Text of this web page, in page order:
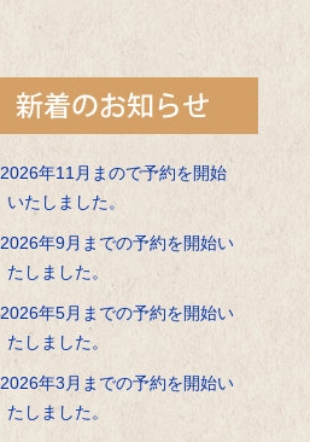
2026年11月まので予約を開始
いたしました。
2026年9月までの予約を開始い
たしました。
2026年5月までの予約を開始い
たしました。
2026年3月までの予約を開始い
たしました。